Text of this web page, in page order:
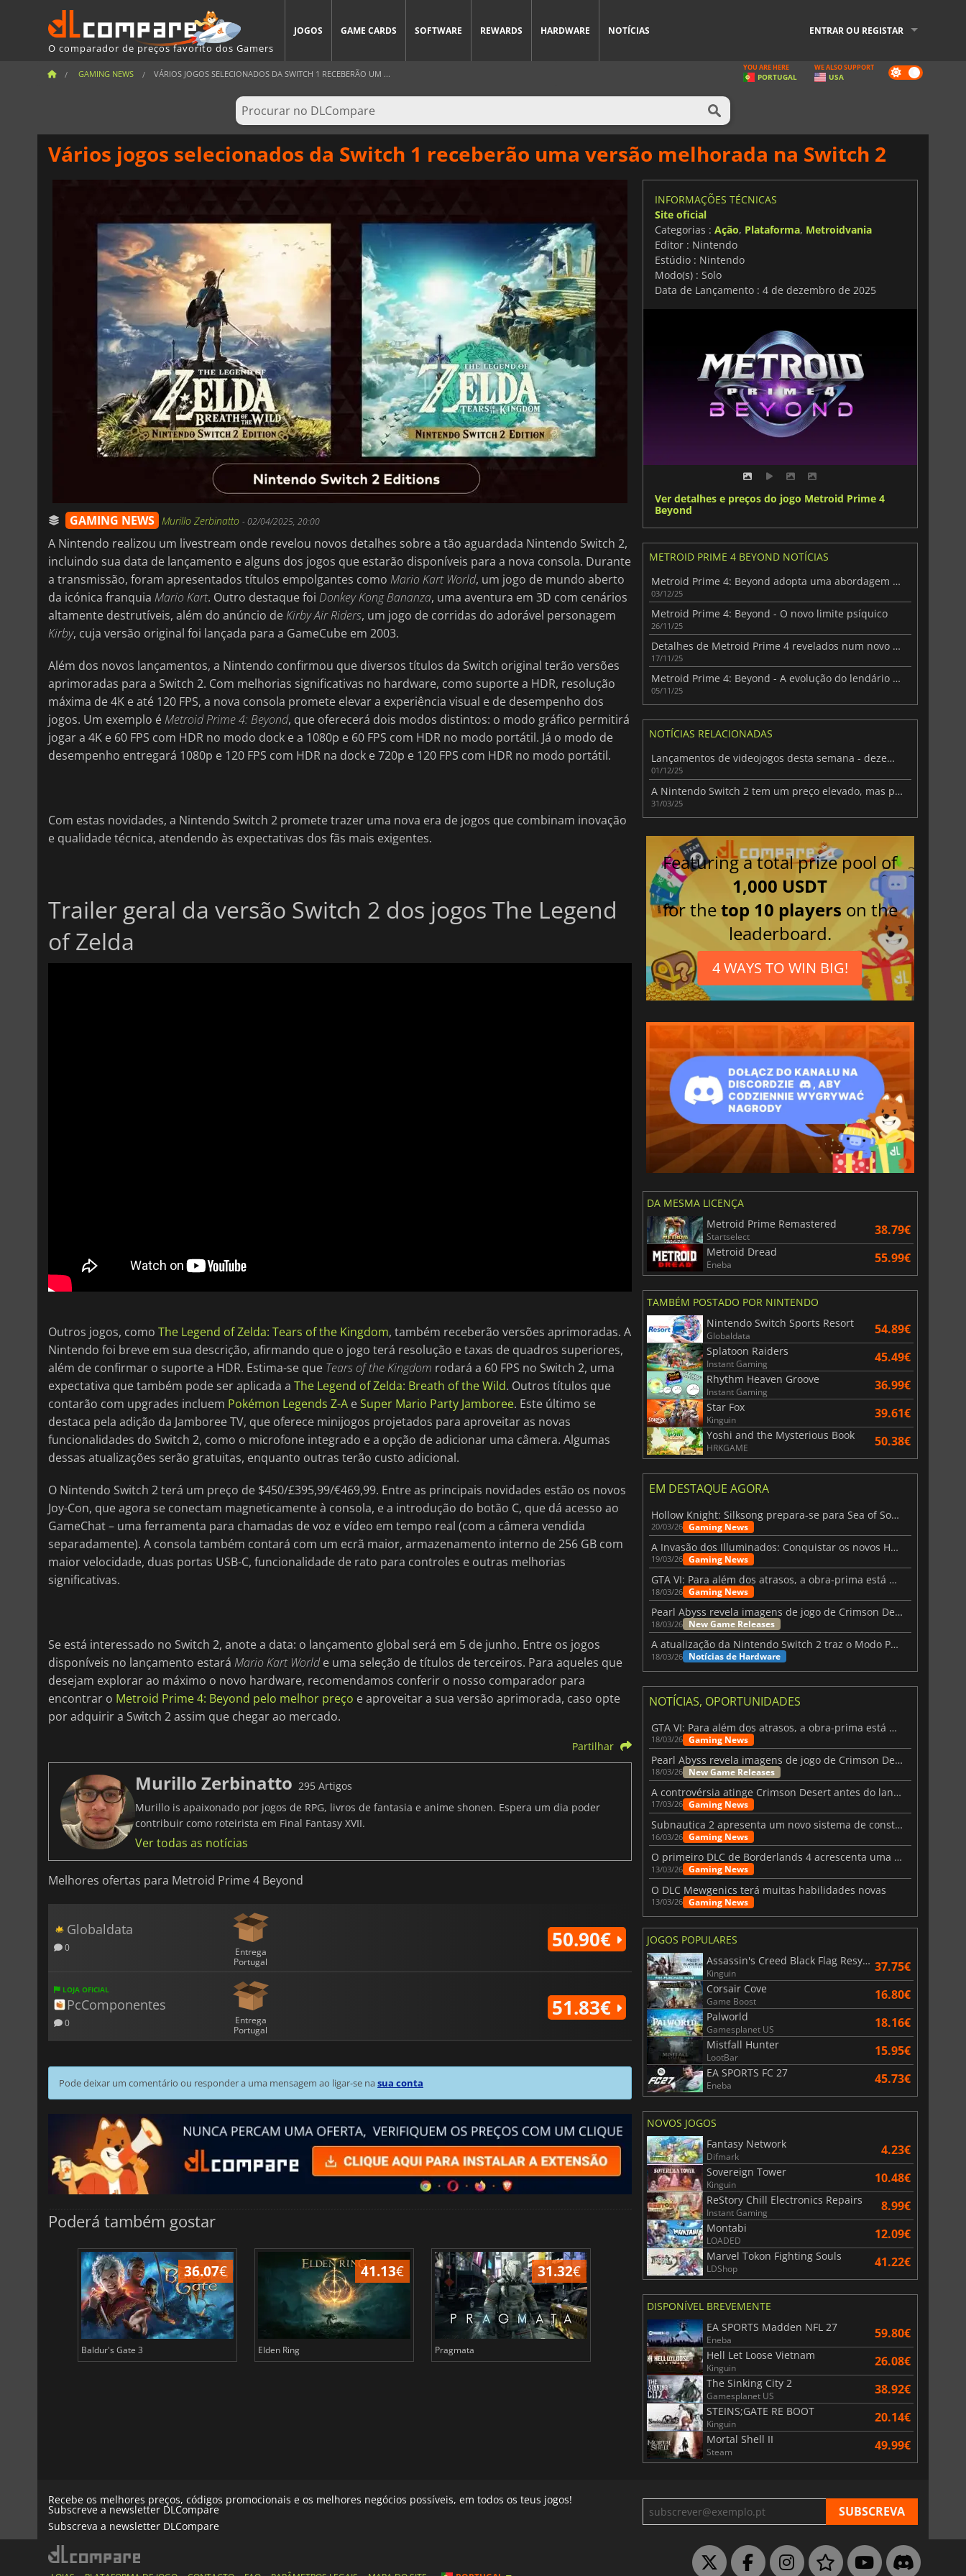
O comparador de preços favorito dos Gamers
JOGOS GAME CARDS SOFTWARE REWARDS HARDWARE NOTÍCIAS ENTRAR OU REGISTAR
GAMING NEWS VÁRIOS JOGOS SELECIONADOS DA SWITCH 1 RECEBERÃO UM ... Dark
mode
YOU ARE HERE
PORTUGAL
WE ALSO SUPPORT
USA
Vários jogos selecionados da Switch 1 receberão uma versão melhorada na Switch 2
GAMING NEWS Murillo Zerbinatto -02/04/2025, 20:00
A Nintendo realizou um livestream onde revelou novos detalhes sobre a tão aguardada Nintendo Switch 2,
incluindo sua data de lançamento e alguns dos jogos que estarão disponíveis para a nova consola. Durante
a transmissão, foram apresentados títulos empolgantes como Mario Kart World, um jogo de mundo aberto
da icónica franquia Mario Kart. Outro destaque foi Donkey Kong Bananza, uma aventura em 3D com cenários
altamente destrutíveis, além do anúncio deKirby Air Riders, um jogo de corridas do adorável personagem
Kirby, cuja versão original foi lançada para a GameCube em 2003.
Além dos novos lançamentos, a Nintendo confirmou que diversos títulos da Switch original terão versões
aprimoradas para a Switch 2. Com melhorias significativas no hardware, como suporte a HDR, resolução
máxima de 4K e até 120 FPS, a nova consola promete elevar a experiência visual e de desempenho dos
jogos. Um exemplo éMetroid Prime 4: Beyond, que oferecerá dois modos distintos: o modo gráfico permitirá
jogar a 4K e 60 FPS com HDR no modo dock e a 1080p e 60 FPS com HDR no modo portátil. Já o modo de
desempenho entregará 1080p e 120 FPS com HDR na dock e 720p e 120 FPS com HDR no modo portátil.
Com estas novidades, a Nintendo Switch 2 promete trazer uma nova era de jogos que combinam inovação
e qualidade técnica, atendendo às expectativas dos fãs mais exigentes.
Trailer geral da versão Switch 2 dos jogos The Legend
of Zelda
Outros jogos, como The Legend of Zelda: Tears of the Kingdom, também receberão versões aprimoradas. A
Nintendo foi breve em sua descrição, afirmando que o jogo terá resolução e taxas de quadros superiores,
além de confirmar o suporte a HDR. Estima-se que Tears of the Kingdom rodará a 60 FPS no Switch 2, uma
expectativa que também pode ser aplicada a The Legend of Zelda: Breath of the Wild. Outros títulos que
contarão com upgrades incluem Pokémon Legends Z-A eSuper Mario Party Jamboree. Este último se
destaca pela adição da Jamboree TV, que oferece minijogos projetados para aproveitar as novas
funcionalidades do Switch 2, como o microfone integrado e a opção de adicionar uma câmera. Algumas
dessas atualizações serão gratuitas, enquanto outras terão custo adicional.
O Nintendo Switch 2 terá um preço de $450/£395,99/€469,99. Entre as principais novidades estão os novos
Joy-Con, que agora se conectam magneticamente à consola, e a introdução do botão C, que dá acesso ao
GameChat – uma ferramenta para chamadas de voz e vídeo em tempo real (com a câmera vendida
separadamente). A consola também contará com um ecrã maior, armazenamento interno de 256 GB com
maior velocidade, duas portas USB-C, funcionalidade de rato para controles e outras melhorias
significativas.
Se está interessado no Switch 2, anote a data: o lançamento global será em 5 de junho. Entre os jogos
disponíveis no lançamento estará Mario Kart Worlde uma seleção de títulos de terceiros. Para aqueles que
desejam explorar ao máximo o novo hardware, recomendamos conferir o nosso comparador para
encontrar o Metroid Prime 4: Beyond pelo melhor preço e aproveitar a sua versão aprimorada, caso opte
por adquirir a Switch 2 assim que chegar ao mercado.
Partilhar
Murillo Zerbinatto 295 Artigos
Murillo is apaixonado por jogos de RPG, livros de fantasia e anime shonen. Espera um dia poder
contribuir como roteirista em Final Fantasy XVII.
Ver todas as notícias
Melhores ofertas para Metroid Prime 4 Beyond
Globaldata
0
Entrega
Portugal
50.90€
LOJA OFICIAL
PcComponentes
0
Entrega
Portugal
51.83€
Pode deixar um comentário ou responder a uma mensagem ao ligar-se nasua conta
Poderá também gostar
36.07€
Baldur's Gate 3
41.13€
Elden Ring
31.32€
Pragmata
6.75
Total War WARHAMMER 3
15.48
Lies Of P
INFORMAÇÕES TÉCNICAS
Site oficial
Categorias : Ação, Plataforma, Metroidvania
Editor : Nintendo
Estúdio : Nintendo
Modo(s) : Solo
Data de Lançamento : 4 de dezembro de 2025
Ver detalhes e preços do jogo Metroid Prime 4
Beyond
METROID PRIME 4 BEYOND NOTÍCIAS
Metroid Prime 4: Beyond adopta uma abordagem arriscada ao franchise
03/12/25
Metroid Prime 4: Beyond - O novo limite psíquico
26/11/25
Detalhes de Metroid Prime 4 revelados num novo trailer de jogo
17/11/25
Metroid Prime 4: Beyond - A evolução do lendário franchise
05/11/25
NOTÍCIAS RELACIONADAS
Lançamentos de videojogos desta semana - dezembro de 2025 (Semana 49)
01/12/25
A Nintendo Switch 2 tem um preço elevado, mas promete um lançamento espetacular
31/03/25
Featuring a total prize pool of
1,000 USDT
for thetop 10 players on the
leaderboard.
4 WAYS TO WIN BIG!
DA MESMA LICENÇA
Metroid Prime Remastered
Startselect 38.79€
Metroid Dread
Eneba 55.99€
TAMBÉM POSTADO POR NINTENDO
Nintendo Switch Sports Resort
Globaldata 54.89€
Splatoon Raiders
Instant Gaming 45.49€
Rhythm Heaven Groove
Instant Gaming 36.99€
Star Fox
Kinguin 39.61€
Yoshi and the Mysterious Book
HRKGAME 50.38€
EM DESTAQUE AGORA
Hollow Knight: Silksong prepara-se para Sea of Sorrow com um patch
20/03/26 Gaming News
A Invasão dos Illuminados: Conquistar os novos Helldivers 2 Atualização!
19/03/26 Gaming News
GTA VI: Para além dos atrasos, a obra-prima está quase a chegar
18/03/26 Gaming News
Pearl Abyss revela imagens de jogo de Crimson Desert para a PS5
18/03/26 New Game Releases
A atualização da Nintendo Switch 2 traz o Modo Portátil aos jogos mais antigos da Switch
18/03/26 Notícias de Hardware
NOTÍCIAS, OPORTUNIDADES
GTA VI: Para além dos atrasos, a obra-prima está quase a chegar
18/03/26 Gaming News
Pearl Abyss revela imagens de jogo de Crimson Desert para a PS5
18/03/26 New Game Releases
A controvérsia atinge Crimson Desert antes do lançamento
17/03/26 Gaming News
Subnautica 2 apresenta um novo sistema de construção de bases
16/03/26 Gaming News
O primeiro DLC de Borderlands 4 acrescenta uma nova personagem e muito mais
13/03/26 Gaming News
O DLC Mewgenics terá muitas habilidades novas
13/03/26 Gaming News
JOGOS POPULARES
Assassin's Creed Black Flag Resynced
Kinguin 37.75€
Corsair Cove
Game Boost 16.80€
Palworld
Gamesplanet US 18.16€
Mistfall Hunter
LootBar 15.95€
EA SPORTS FC 27
Eneba 45.73€
NOVOS JOGOS
Fantasy Network
Difmark 4.23€
Sovereign Tower
Kinguin 10.48€
ReStory Chill Electronics Repairs
Instant Gaming 8.99€
Montabi
LOADED 12.09€
Marvel Tokon Fighting Souls
LDShop 41.22€
DISPONÍVEL BREVEMENTE
EA SPORTS Madden NFL 27
Eneba 59.80€
Hell Let Loose Vietnam
Kinguin 26.08€
The Sinking City 2
Gamesplanet US 38.92€
STEINS;GATE RE BOOT
Kinguin 20.14€
Mortal Shell II
Steam 49.99€
Recebe os melhores preços, códigos promocionais e os melhores negócios possíveis, em todos os teus jogos!
Subscreve a newsletter DLCompare
Subscreva a newsletter DLCompare